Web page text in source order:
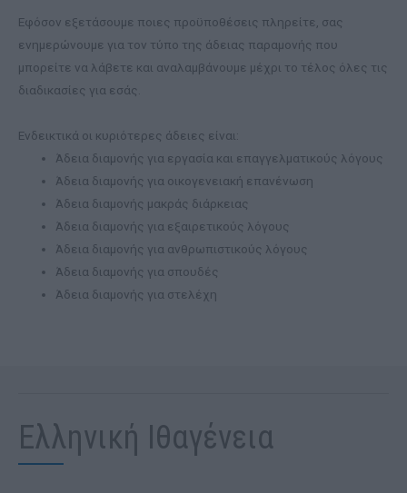
Εφόσον εξετάσουμε ποιες προϋποθέσεις πληρείτε, σας
ενημερώνουμε για τον τύπο της άδειας παραμονής που
μπορείτε να λάβετε και αναλαμβάνουμε μέχρι το τέλος όλες τις
διαδικασίες για εσάς.
Ενδεικτικά οι κυριότερες άδειες είναι:
Άδεια διαμονής για εργασία και επαγγελματικούς λόγους
Άδεια διαμονής για οικογενειακή επανένωση
Άδεια διαμονής μακράς διάρκειας
Άδεια διαμονής για εξαιρετικούς λόγους
Άδεια διαμονής για ανθρωπιστικούς λόγους
Άδεια διαμονής για σπουδές
Άδεια διαμονής για στελέχη
Ελληνική Ιθαγένεια